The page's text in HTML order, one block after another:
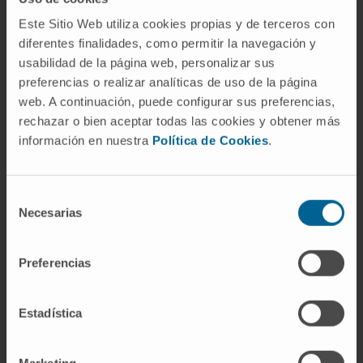
Este Sitio Web utiliza cookies propias y de terceros con
diferentes finalidades, como permitir la navegación y
usabilidad de la página web, personalizar sus
preferencias o realizar analíticas de uso de la página
web. A continuación, puede configurar sus preferencias,
rechazar o bien aceptar todas las cookies y obtener más
información en nuestra Política de Cookies.
Necesarias
Preferencias
Estadística
hemorragias u otras afecciones que
aumenten la presión intracraneal. Esta
retracción puede tener consecuencias
graves, como la herniación cerebral, que
puede ser potencialmente mortal.
Desde una perspectiva histológica, la
muestras de tejido para ser visualizadas al
microscopio. En este contexto, es esencial
tejido al interpretar los resultados y al tomar
basadas en hallazgos microscópicos.